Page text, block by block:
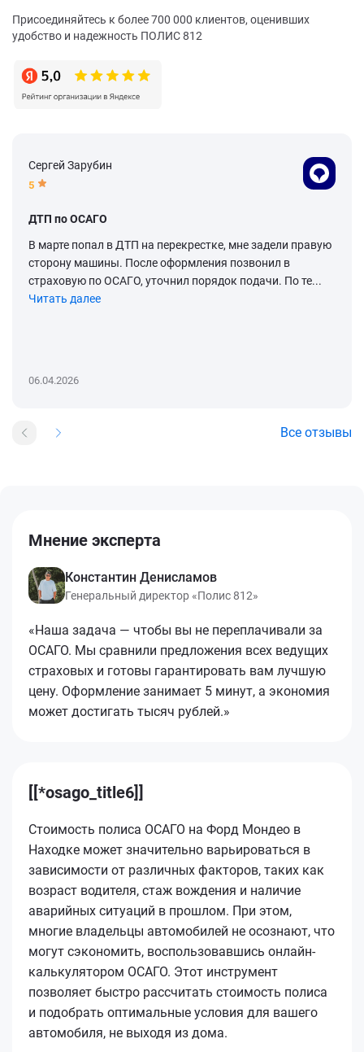
Присоединяйтесь к более 700 000 клиентов, оценивших
удобство и надежность ПОЛИС 812
Сергей Зарубин
5
ДТП по ОСАГО
В марте попал в ДТП на перекрестке, мне задели правую
сторону машины. После оформления позвонил в
страховую по ОСАГО, уточнил порядок подачи. По те...
Читать далее
06.04.2026
Все отзывы
Мнение эксперта
Константин Денисламов
Генеральный директор «Полис 812»
«Наша задача — чтобы вы не переплачивали за
ОСАГО. Мы сравнили предложения всех ведущих
страховых и готовы гарантировать вам лучшую
цену. Оформление занимает 5 минут, а экономия
может достигать тысяч рублей.»
[[*osago_title6]]
Стоимость полиса ОСАГО на Форд Мондео в
Находке может значительно варьироваться в
зависимости от различных факторов, таких как
возраст водителя, стаж вождения и наличие
аварийных ситуаций в прошлом. При этом,
многие владельцы автомобилей не осознают, что
могут сэкономить, воспользовавшись онлайн-
калькулятором ОСАГО. Этот инструмент
позволяет быстро рассчитать стоимость полиса
и подобрать оптимальные условия для вашего
автомобиля, не выходя из дома.